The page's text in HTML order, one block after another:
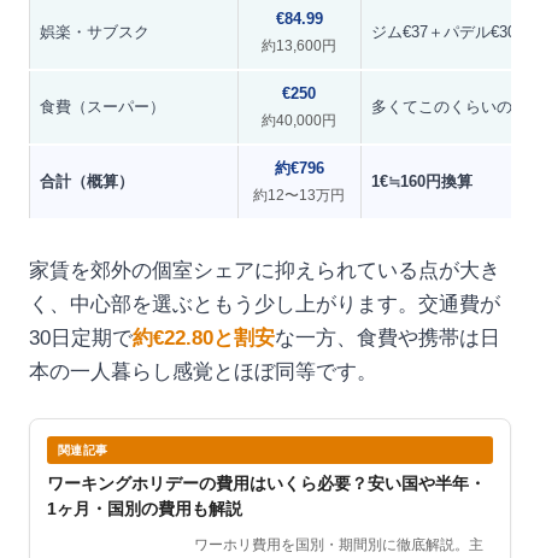
娯楽・サブスク
€84.99
約13,600円
ジム€37＋パデル€30＋
食費（スーパー）
€250
約40,000円
多くてこのくらいの目
合計（概算）
約€796
約12〜13万円
1€≒160円換算
家賃を郊外の個室シェアに抑えられている点が大き
く、中心部を選ぶともう少し上がります。交通費が
30日定期で約€22.80と割安な一方、食費や携帯は日
本の一人暮らし感覚とほぼ同等です。
関連記事
ワーキングホリデーの費用はいくら必要？安い国や半年・
1ヶ月・国別の費用も解説
ワーホリ費用を国別・期間別に徹底解説。主